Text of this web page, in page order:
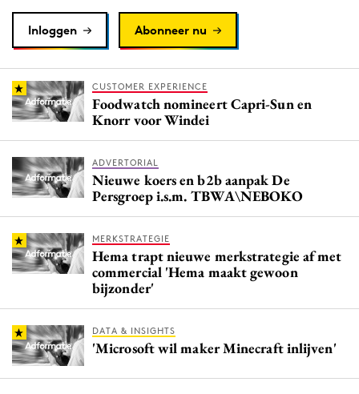
Inloggen Abonneer nu
CUSTOMER EXPERIENCE
Foodwatch nomineert Capri-Sun en
Knorr voor Windei
ADVERTORIAL
Nieuwe koers en b2b aanpak De
Persgroep i.s.m. TBWA\NEBOKO
MERKSTRATEGIE
Hema trapt nieuwe merkstrategie af met
commercial 'Hema maakt gewoon
bijzonder'
DATA & INSIGHTS
'Microsoft wil maker Minecraft inlijven'